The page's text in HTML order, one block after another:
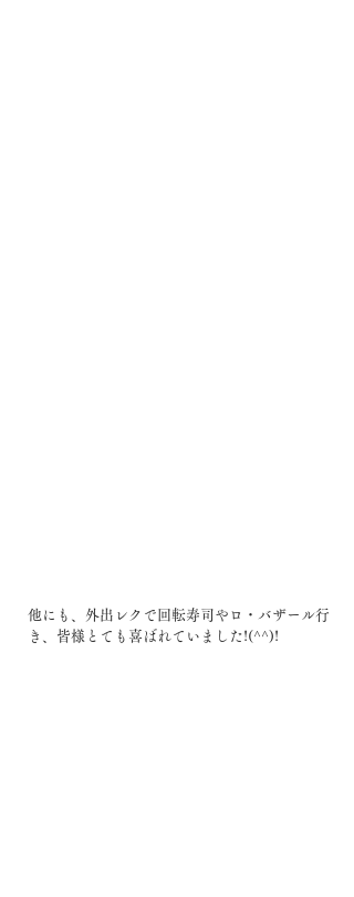
他にも、外出レクで回転寿司やロ・バザール行
き、皆様とても喜ばれていました!(^^)!